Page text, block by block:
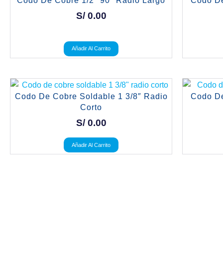
S/0.00
Añadir Al Carrito
Codo De Cobre Soldable 1 3/8″ Radio
Corto
S/0.00
Añadir Al Carrito
Codo